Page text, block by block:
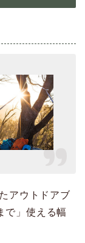
アウトドアブ
で」使える幅